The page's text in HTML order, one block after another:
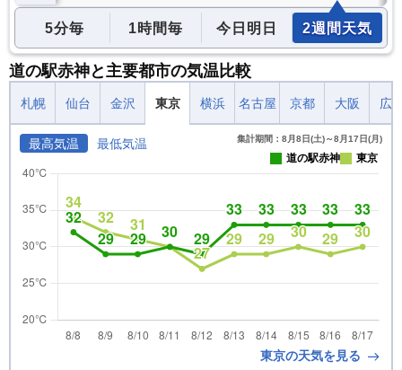
5分毎 1時間毎 今日明日 2週間天気
道の駅赤神と主要都市の気温比較
札幌 仙台 金沢 東京 横浜 名古屋 京都 大阪 広
最高気温 最低気温 集計期間：8月8日(土)～8月17日(月)
道の駅赤神 東京
東京の天気を見る